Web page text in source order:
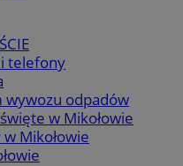
telefony
odpadów
w Mikołowie
w Mikołowie